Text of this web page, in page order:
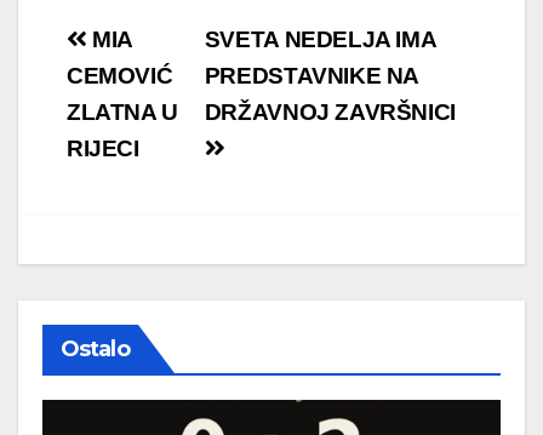
Navigacija
objava
SVETA NEDELJA IMA
PREDSTAVNIKE NA
DRŽAVNOJ ZAVRŠNICI
MIA
CEMOVIĆ
ZLATNA U
RIJECI
Ostalo